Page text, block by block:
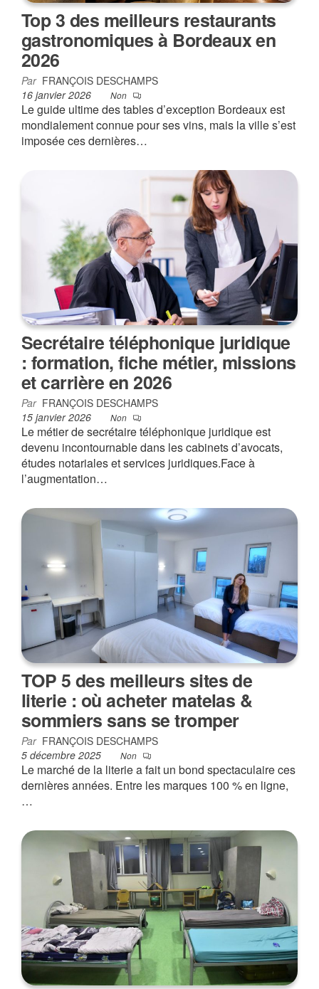
Top 3 des meilleurs restaurants
gastronomiques à Bordeaux en
2026
Par FRANÇOIS DESCHAMPS
16 janvier 2026
Non
Le guide ultime des tables d’exception Bordeaux est
mondialement connue pour ses vins, mais la ville s’est
imposée ces dernières…
Secrétaire téléphonique juridique
: formation, fiche métier, missions
et carrière en 2026
Par FRANÇOIS DESCHAMPS
15 janvier 2026
Non
Le métier de secrétaire téléphonique juridique est
devenu incontournable dans les cabinets d’avocats,
études notariales et services juridiques.Face à
l’augmentation…
TOP 5 des meilleurs sites de
literie : où acheter matelas &
sommiers sans se tromper
Par FRANÇOIS DESCHAMPS
5 décembre 2025
Non
Le marché de la literie a fait un bond spectaculaire ces
dernières années. Entre les marques 100 % en ligne,
…